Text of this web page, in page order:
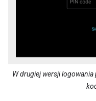
W drugiej wersji